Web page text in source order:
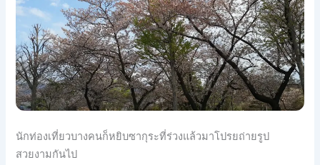
นักท่องเที่ยวบางคนก็หยิบซากุระที่ร่วงแล้วมาโปรยถ่ายรูป
สวยงามกันไป